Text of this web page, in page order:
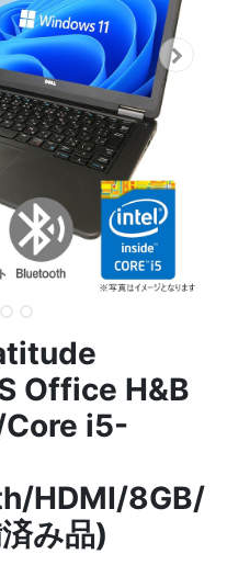
Office H&B
Core i5-
HDMI/8GB/
み品)